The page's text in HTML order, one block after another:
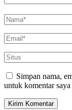
Simpan nama,
untuk komentar